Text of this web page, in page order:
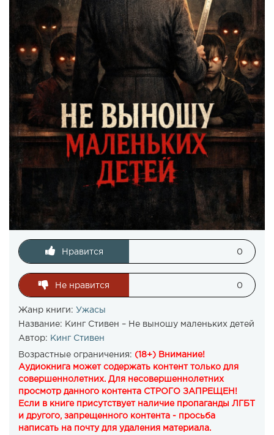
Нравится 0
Не нравится 0
Жанр книги: Ужасы
Название: Кинг Стивен – Не выношу маленьких детей
Автор: Кинг Стивен
Возрастные ограничения: (18+) Внимание!
Аудиокнига может содержать контент только для
совершеннолетних. Для несовершеннолетних
просмотр данного контента СТРОГО ЗАПРЕЩЕН!
Если в книге присутствует наличие пропаганды ЛГБТ
и другого, запрещенного контента - просьба
написать на почту для удаления материала.